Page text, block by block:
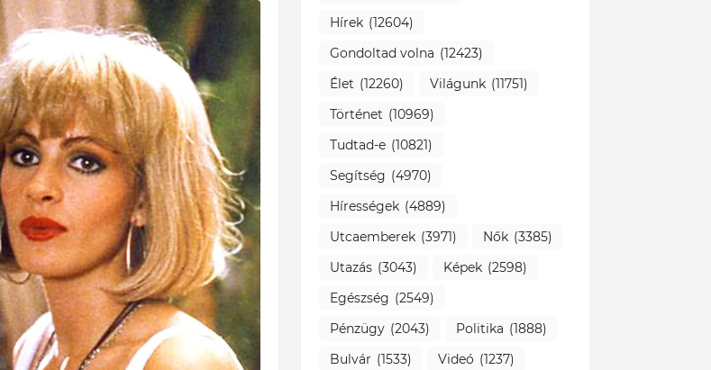
Hírek (12604)
Gondoltad volna (12423)
Élet (12260) Világunk (11751)
Történet (10969)
Tudtad-e (10821)
Segítség (4970)
Hírességek (4889)
Utcaemberek (3971) Nők (3385)
Utazás (3043) Képek (2598)
Egészség (2549)
Pénzügy (2043) Politika (1888)
Bulvár (1533) Videó (1237)